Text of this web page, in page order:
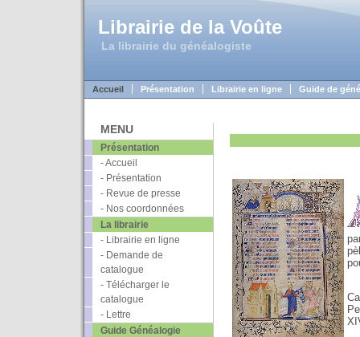
Librairie de la Voûte
La librairie du généalogiste
Accueil Présentation Librairie en ligne Guide de
MENU
Présentation
- Accueil
- Présentation
- Revue de presse
- Nos coordonnées
La librairie
- Librairie en ligne
- Demande de
catalogue
- Télécharger le
catalogue
- Lettre
Guide Généalogie